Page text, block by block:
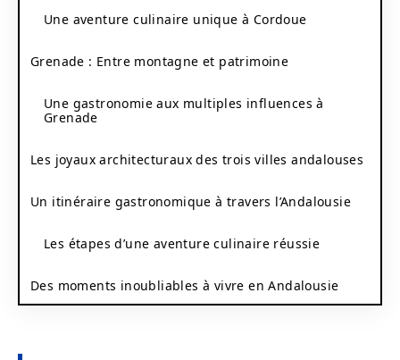
Une aventure culinaire unique à Cordoue
Grenade : Entre montagne et patrimoine
Une gastronomie aux multiples influences à
Grenade
Les joyaux architecturaux des trois villes andalouses
Un itinéraire gastronomique à travers l’Andalousie
Les étapes d’une aventure culinaire réussie
Des moments inoubliables à vivre en Andalousie